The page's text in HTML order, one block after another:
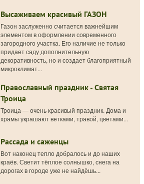
Высаживаем красивый ГАЗОН
Газон заслуженно считается важнейшим
элементом в оформлении современного
загородного участка. Его наличие не только
придает саду дополнительную
декоративность, но и создает благоприятный
микроклимат...
Православный праздник - Святая
Троица
Троица — очень красивый праздник. Дома и
храмы украшают ветками, травой, цветами...
Рассада и саженцы
Вот наконец тепло добралось и до наших
краёв. Светит тёплое солнышко, снега на
дорогах в городе уже не найдёшь...